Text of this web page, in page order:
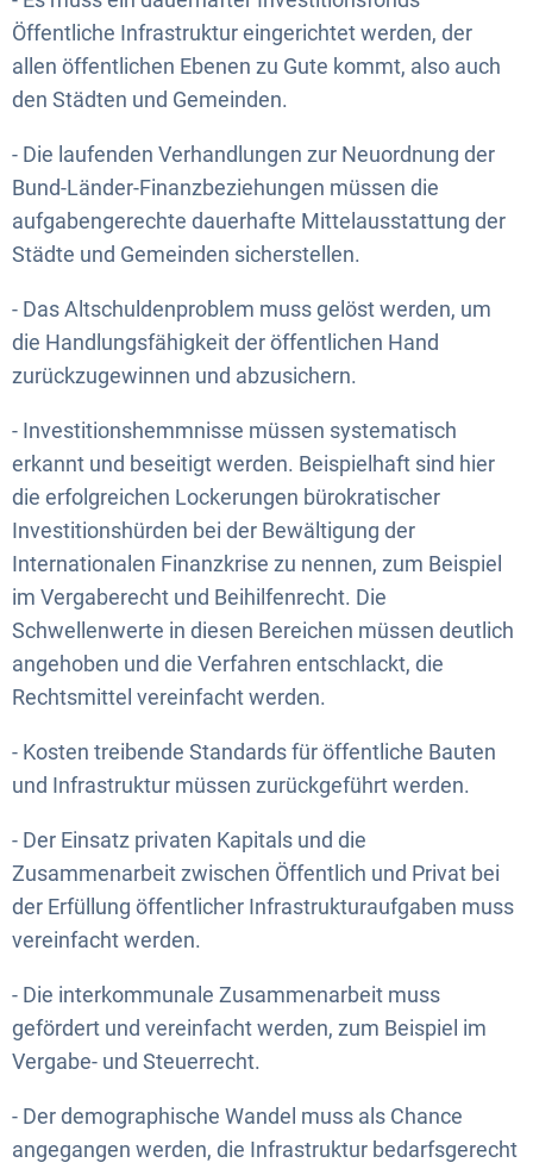
Öffentliche Infrastruktur eingerichtet werden, der
allen öffentlichen Ebenen zu Gute kommt, also auch
den Städten und Gemeinden.
- Die laufenden Verhandlungen zur Neuordnung der
Bund-Länder-Finanzbeziehungen müssen die
aufgabengerechte dauerhafte Mittelausstattung der
Städte und Gemeinden sicherstellen.
- Das Altschuldenproblem muss gelöst werden, um
die Handlungsfähigkeit der öffentlichen Hand
zurückzugewinnen und abzusichern.
- Investitionshemmnisse müssen systematisch
erkannt und beseitigt werden. Beispielhaft sind hier
die erfolgreichen Lockerungen bürokratischer
Investitionshürden bei der Bewältigung der
Internationalen Finanzkrise zu nennen, zum Beispiel
im Vergaberecht und Beihilfenrecht. Die
Schwellenwerte in diesen Bereichen müssen deutlich
angehoben und die Verfahren entschlackt, die
Rechtsmittel vereinfacht werden.
- Kosten treibende Standards für öffentliche Bauten
und Infrastruktur müssen zurückgeführt werden.
- Der Einsatz privaten Kapitals und die
Zusammenarbeit zwischen Öffentlich und Privat bei
der Erfüllung öffentlicher Infrastrukturaufgaben muss
vereinfacht werden.
- Die interkommunale Zusammenarbeit muss
gefördert und vereinfacht werden, zum Beispiel im
Vergabe- und Steuerrecht.
- Der demographische Wandel muss als Chance
angegangen werden, die Infrastruktur bedarfsgerecht